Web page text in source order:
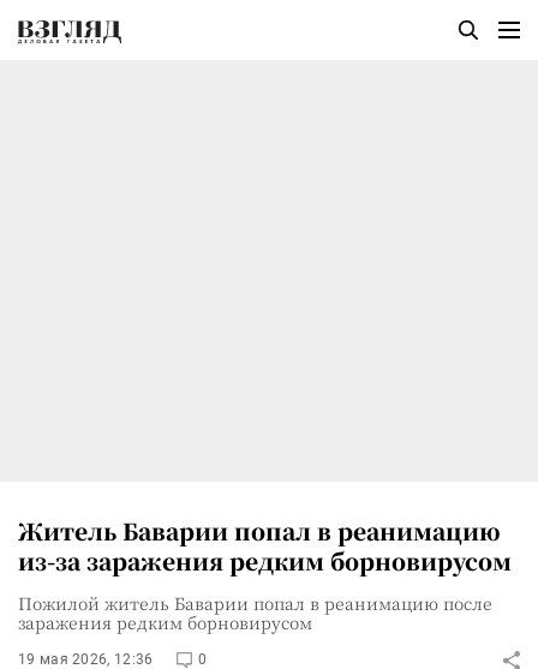
Житель Баварии попал в реанимацию
из-за заражения редким борновирусом
Пожилой житель Баварии попал в реанимацию после
заражения редким борновирусом
19 мая 2026, 12:36 0